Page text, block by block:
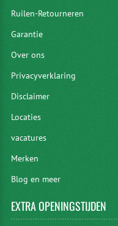
Ruilen-Retourneren
Garantie
Over ons
Privacyverklaring
Disclaimer
Locaties
vacatures
Merken
Blog en meer
EXTRAOPENINGSTIJDEN